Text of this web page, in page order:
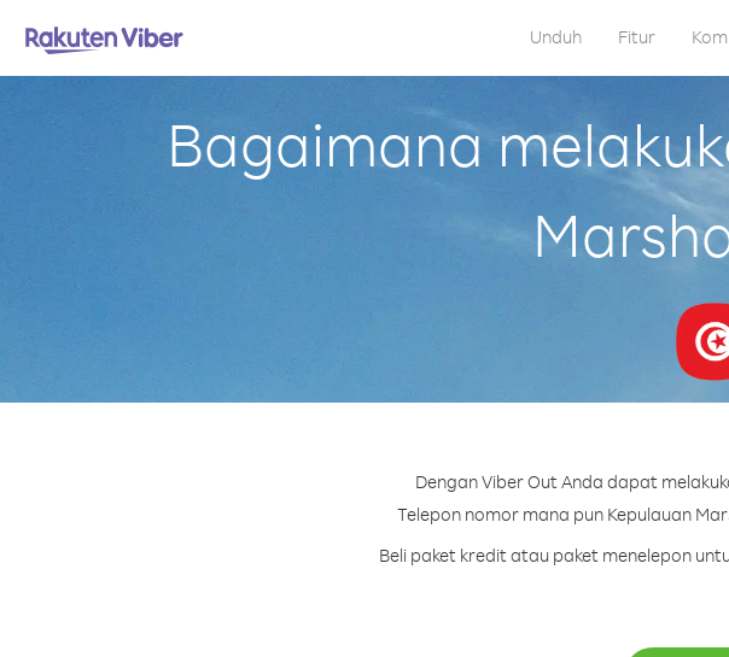
Unduh Fitur
Bagaimana
Dengan Viber Out Anda dapat
Telepon nomor mana pun Kepulauan
Beli paket kredit atau paket menelepon